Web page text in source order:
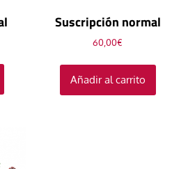
Suscripción normal
60,00€
Añadir al carrito